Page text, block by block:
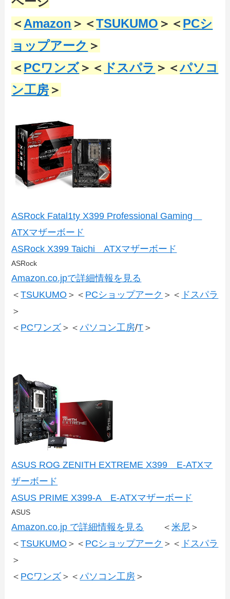
＜ Amazon ＞＜TSUKUMO ＞＜ PCシ
ョップアーク ＞
＜ PCワンズ＞＜ ドスパラ ＞＜パソコ
ン工房 ＞
ASRock Fatal1ty X399 Professional Gaming
ATXマザーボード
ASRock X399 Taichi ATXマザーボード
ASRock
Amazon.co.jpで詳細情報を見る
＜TSUKUMO ＞＜ PCショップアーク ＞＜ ドスパラ
＞
＜ PCワンズ ＞＜パソコン工房/T ＞
ASUS ROG ZENITH EXTREME X399 E-ATXマ
ザーボード
ASUS PRIME X399-A E-ATXマザーボード
ASUS
Amazon.co.jp で詳細情報を見る ＜米尼 ＞
＜TSUKUMO ＞＜ PCショップアーク ＞＜ ドスパラ
＞
＜ PCワンズ ＞＜パソコン工房 ＞